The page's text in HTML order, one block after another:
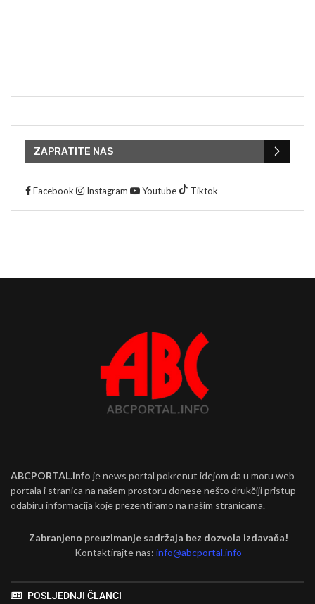
ZAPRATITE NAS
Facebook Instagram Youtube Tiktok
ABCPORTAL.info je news portal pokrenut idejom da u moru web
portala i stranica na našem prostoru donese nešto drukčiji pristup
odabiru informacija koje prezentiramo na našim stranicama.
Zabranjeno preuzimanje sadržaja bez dozvola izdavača!
Kontaktirajte nas:info@abcportal.info
POSLJEDNJI ČLANCI